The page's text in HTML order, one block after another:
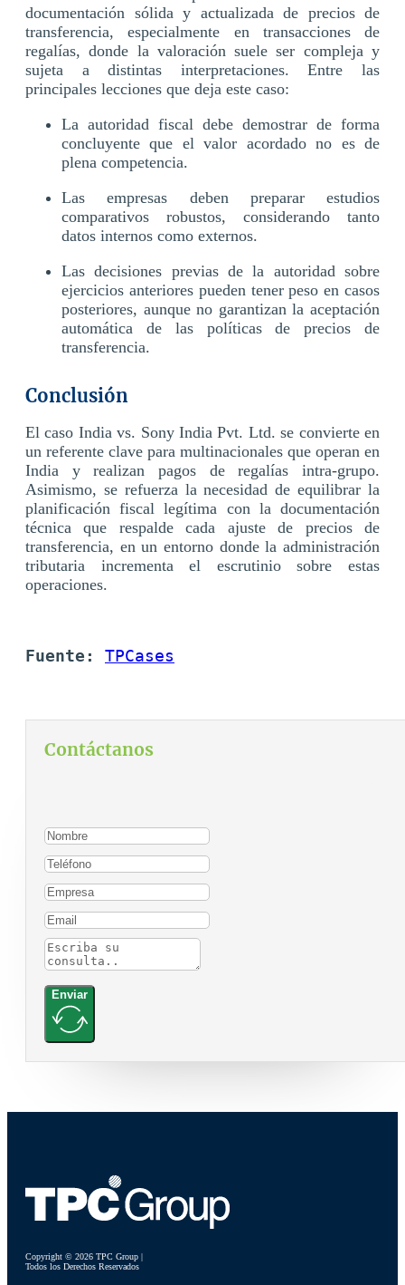
documentación sólida y actualizada de precios de
transferencia, especialmente en transacciones de
regalías, donde la valoración suele ser compleja y
sujeta a distintas interpretaciones. Entre las
principales lecciones que deja este caso:
La autoridad fiscal debe demostrar de forma
concluyente que el valor acordado no es de
plena competencia.
Las empresas deben preparar estudios
comparativos robustos, considerando tanto
datos internos como externos.
Las decisiones previas de la autoridad sobre
ejercicios anteriores pueden tener peso en casos
posteriores, aunque no garantizan la aceptación
automática de las políticas de precios de
transferencia.
Conclusión
El caso India vs. Sony India Pvt. Ltd. se convierte en
un referente clave para multinacionales que operan en
India y realizan pagos de regalías intra-grupo.
Asimismo, se refuerza la necesidad de equilibrar la
planificación fiscal legítima con la documentación
técnica que respalde cada ajuste de precios de
transferencia, en un entorno donde la administración
tributaria incrementa el escrutinio sobre estas
operaciones.
Fuente: TPCases
Contáctanos
Enviar
Copyright © 2026 TPC Group |
Todos los Derechos Reservados